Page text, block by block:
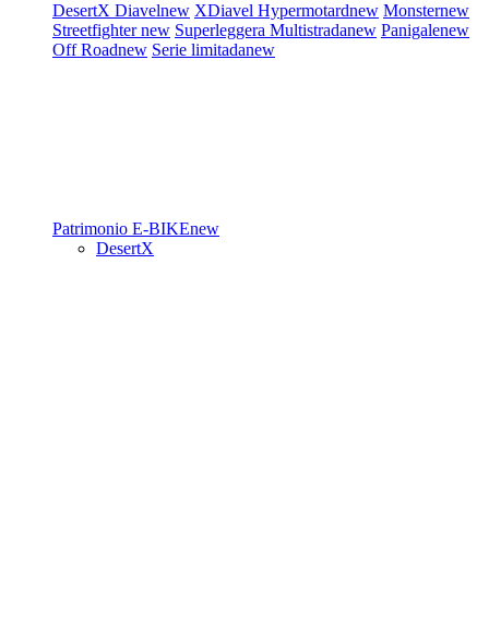
DesertX Diavelnew XDiavel Hypermotardnew Monsternew
Streetfighternew Superleggera Multistradanew Panigalenew
Off Roadnew Serie limitadanew
Patrimonio E-BIKEnew
DesertX